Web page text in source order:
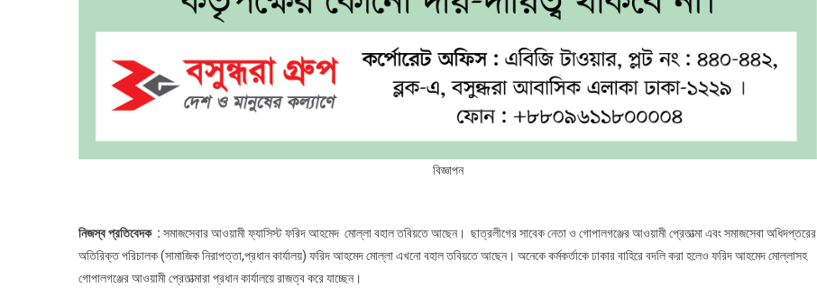
বিজ্ঞাপন
নিজস্ব প্রতিবেদক : সমাজসেবার আওয়ামী ফ্যাসিস্ট ফরিদ আহমেদ মোল্লা বহাল তবিয়তে আছেন। ছাত্রলীগের সাবেক নেতা ও গোপালগঞ্জের আওয়ামী প্রেতাত্মা এবং সমাজসেবা অধিদপ্তরের
অতিরিক্ত পরিচালক (সামাজিক নিরাপত্তা,প্রধান কার্যালয়) ফরিদ আহমেদ মোল্লা এখনো বহাল তবিয়তে আছেন। অনেকে কর্মকর্তাকে ঢাকার বাহিরে বদলি করা হলেও ফরিদ আহমেদ মোল্লাসহ
গোপালগঞ্জের আওয়ামী প্রেতাত্মারা প্রধান কার্যালয়ে রাজত্ব করে যাচ্ছেন।